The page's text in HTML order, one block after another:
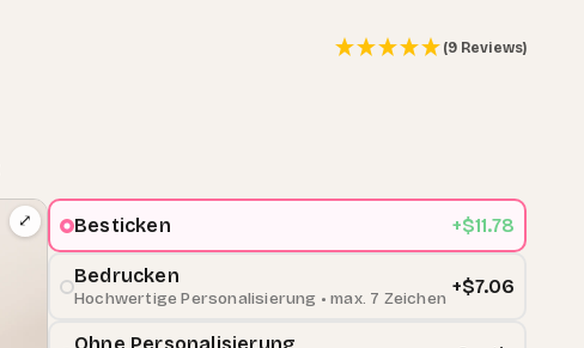
(9 Reviews)
⤢ Besticken +$11.78
Bedrucken
Hochwertige Personalisierung • max. 7 Zeichen
+$7.06